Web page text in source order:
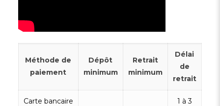
Méthode de
paiement
Dépôt
minimum
Retrait
minimum
Délai
de
retrait
Carte bancaire
1 à 3